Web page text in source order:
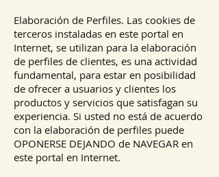
Elaboración de Perfiles. Las cookies de
terceros instaladas en este portal en
Internet, se utilizan para la elaboración
de perfiles de clientes, es una actividad
fundamental, para estar en posibilidad
de ofrecer a usuarios y clientes los
productos y servicios que satisfagan su
experiencia. Si usted no está de acuerdo
con la elaboración de perfiles puede
OPONERSE DEJANDO de NAVEGAR en
este portal en Internet.